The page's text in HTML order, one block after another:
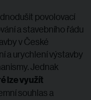
povolovací
a stavebního řádu
v České
a urychlení výstavby
Jednak
lze využít
souhlas a